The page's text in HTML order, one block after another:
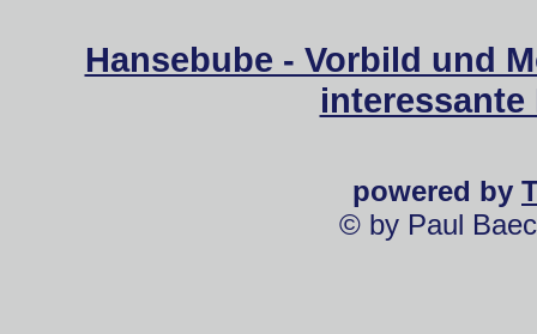
Hansebube - Vorbild und
powered by
© by Paul